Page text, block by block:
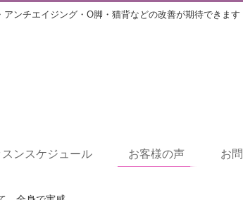
ンチエイジング・O脚・猫背などの改善が期待できます
スンスケジュール お客様の声 お